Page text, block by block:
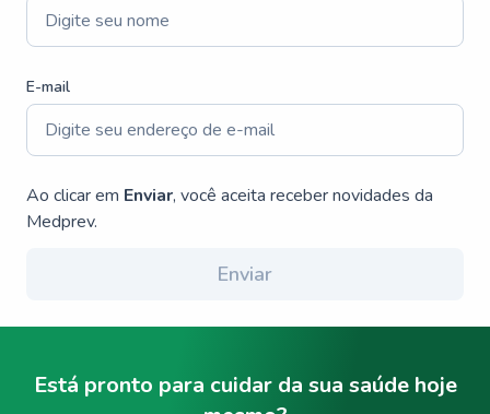
E-mail
Ao clicar em Enviar, você aceita receber novidades da
Medprev.
Enviar
Está pronto para cuidar da sua saúde hoje